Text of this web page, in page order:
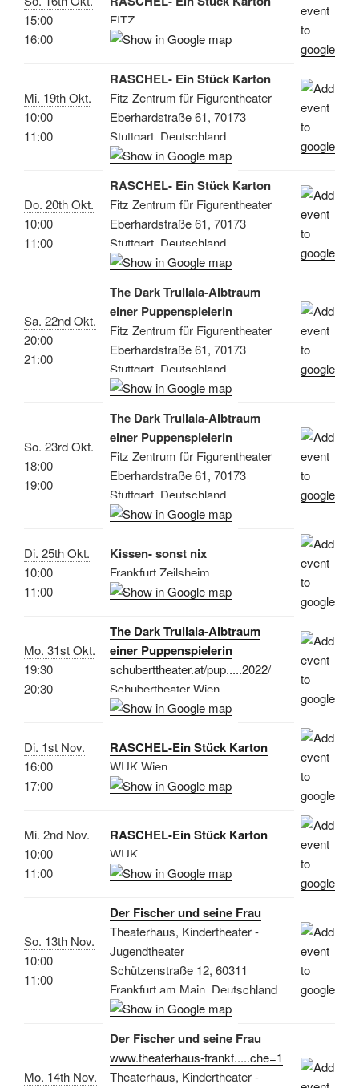
15:00
16:00
FITZ
Mi. 19th Okt.
10:00
11:00
RASCHEL- Ein Stück Karton
Fitz Zentrum für Figurentheater
Eberhardstraße 61, 70173
Stuttgart, Deutschland
Do. 20th Okt.
10:00
11:00
RASCHEL- Ein Stück Karton
Fitz Zentrum für Figurentheater
Eberhardstraße 61, 70173
Stuttgart, Deutschland
Sa. 22nd Okt.
20:00
21:00
The Dark Trullala-Albtraum
einer Puppenspielerin
Fitz Zentrum für Figurentheater
Eberhardstraße 61, 70173
Stuttgart, Deutschland
So. 23rd Okt.
18:00
19:00
The Dark Trullala-Albtraum
einer Puppenspielerin
Fitz Zentrum für Figurentheater
Eberhardstraße 61, 70173
Stuttgart, Deutschland
Di. 25th Okt.
10:00
11:00
Kissen- sonst nix
Frankfurt Zeilsheim
Mo. 31st Okt.
19:30
20:30
The Dark Trullala-Albtraum
einer Puppenspielerin
schuberttheater.at/pup.....2022/
Schubertheater Wien
Di. 1st Nov.
16:00
17:00
RASCHEL-Ein Stück Karton
WUK Wien
Mi. 2nd Nov.
10:00
11:00
RASCHEL-Ein Stück Karton
WUK
So. 13th Nov.
10:00
11:00
Der Fischer und seine Frau
Theaterhaus, Kindertheater -
Jugendtheater
Schützenstraße 12, 60311
Frankfurt am Main, Deutschland
Mo. 14th Nov.
Der Fischer und seine Frau
www.theaterhaus-frankf.....che=1
Theaterhaus, Kindertheater -